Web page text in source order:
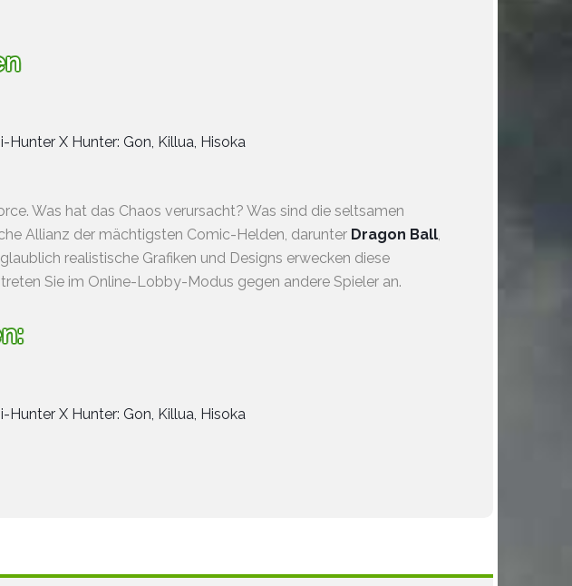
Hunter X Hunter: Gon, Killua, Hisoka
Was hat das Chaos verursacht? Was sind die seltsamen
Allianz der mächtigsten Comic-Helden, darunter Dragon Ball,
realistische Grafiken und Designs erwecken diese
Sie im Online-Lobby-Modus gegen andere Spieler an.
Hunter X Hunter: Gon, Killua, Hisoka